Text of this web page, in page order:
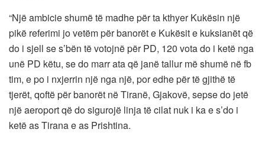
“Një ambicie shumë të madhe për ta kthyer Kukësin një
pikë referimi jo vetëm për banorët e Kukësit e kuksianët që
do i sjell se s’bën të votojnë për PD, 120 vota do i ketë nga
unë PD këtu, se do marr ata që janë tallur më shumë në fb
tim, e po i nxjerrin një nga një, por edhe për të gjithë të
tjerët, qoftë për banorët në Tiranë, Gjakovë, sepse do jetë
një aeroport që do sigurojë linja të cilat nuk i ka e s’do i
ketë as Tirana e as Prishtina.